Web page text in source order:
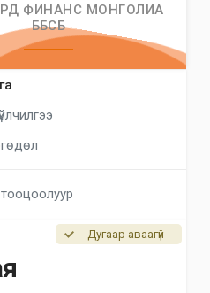
ФИНАНС МОНГОЛИА
ББСБ
Дугаар аваагүй